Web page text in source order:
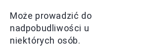
Może prowadzić do
nadpobudliwości u
niektórych osób.